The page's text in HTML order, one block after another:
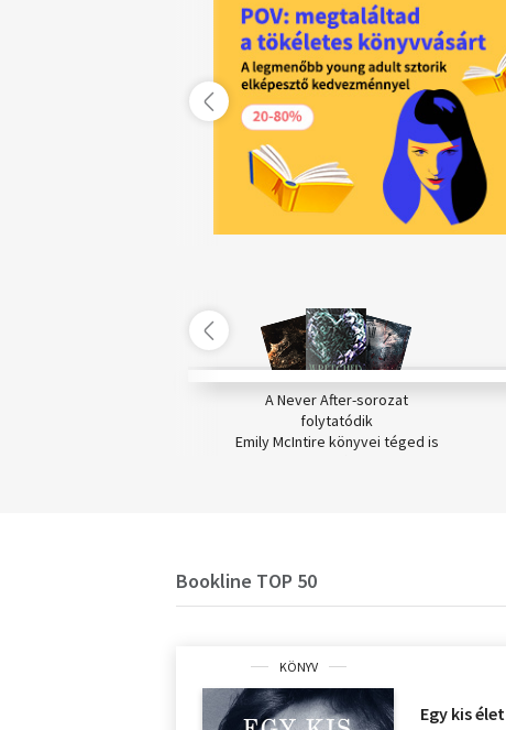
A Never After-sorozat
folytatódik
Emily McIntire könyvei téged is
Bookline TOP 50
KÖNYV
Egy kis élet